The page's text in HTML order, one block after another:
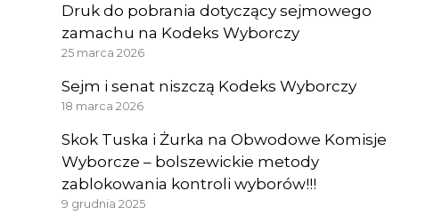
Druk do pobrania dotyczący sejmowego
zamachu na Kodeks Wyborczy
25 marca 2026
Sejm i senat niszczą Kodeks Wyborczy
18 marca 2026
Skok Tuska i Żurka na Obwodowe Komisje
Wyborcze – bolszewickie metody
zablokowania kontroli wyborów!!!
9 grudnia 2025